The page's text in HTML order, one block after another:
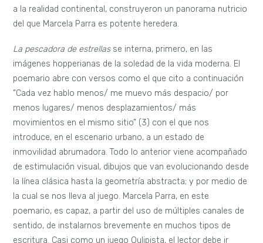
a la realidad continental, construyeron un panorama nutricio
del que Marcela Parra es potente heredera.
La pescadora de estrellasse interna, primero, en las
imágenes hopperianas de la soledad de la vida moderna. El
poemario abre con versos como el que cito a continuación
“Cada vez hablo menos/ me muevo más despacio/ por
menos lugares/ menos desplazamientos/ más
movimientos en el mismo sitio” (3) con el que nos
introduce, en el escenario urbano, a un estado de
inmovilidad abrumadora. Todo lo anterior viene acompañado
de estimulación visual, dibujos que van evolucionando desde
la línea clásica hasta la geometría abstracta; y por medio de
la cual se nos lleva al juego. Marcela Parra, en este
poemario, es capaz, a partir del uso de múltiples canales de
sentido, de instalarnos brevemente en muchos tipos de
escritura. Casi como un juego Oulipista, el lector debe ir